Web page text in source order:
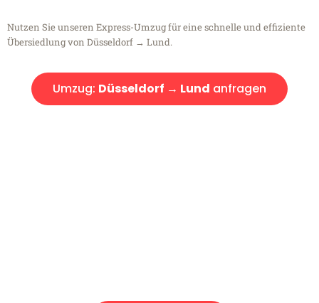
Nutzen Sie unseren Express-Umzug für eine schnelle und effiziente
Übersiedlung von Düsseldorf → Lund.
Umzug: Düsseldorf → Lund anfragen